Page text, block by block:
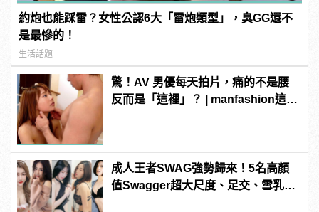
約炮也能踩雷？女性公認6大「雷炮類型」，臭GG還不
是最慘的！
生活話題
驚！AV 男優每天拍片，痛的不是腰
反而是「這裡」？ | manfashion這樣
成人王者SWAG強勢歸來！5名高顏
值Swagger超大尺度、足交、雪乳、